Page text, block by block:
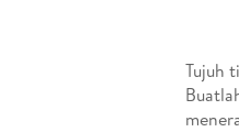
Tujuh